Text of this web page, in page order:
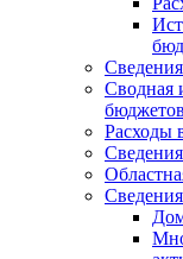
Сводная
бюджетов
Расходы